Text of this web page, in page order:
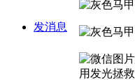
发消息
用发光拯救